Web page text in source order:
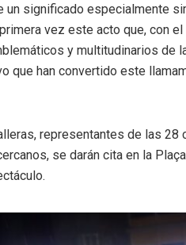
un significado especialmente
vez este acto que, con
y multitudinarios de
que han convertido este
representantes de las
se darán cita en la